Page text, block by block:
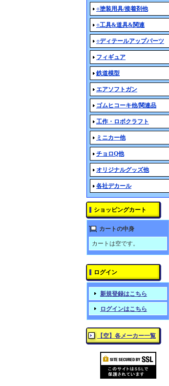
○塗装用具/接着剤他
○工具&道具&関連
○ディテールアップパーツ
フィギュア
鉄道模型
エアソフトガン
ゴムヒコーキ他/関連品
工作・ロボクラフト
ミニカー他
チョロQ他
オリジナルグッズ他
各社デカール
ショッピングカート
カートの中身
カートは空です。
ログイン
新規登録はこちら
ログインはこちら
【空】各メーカー一覧